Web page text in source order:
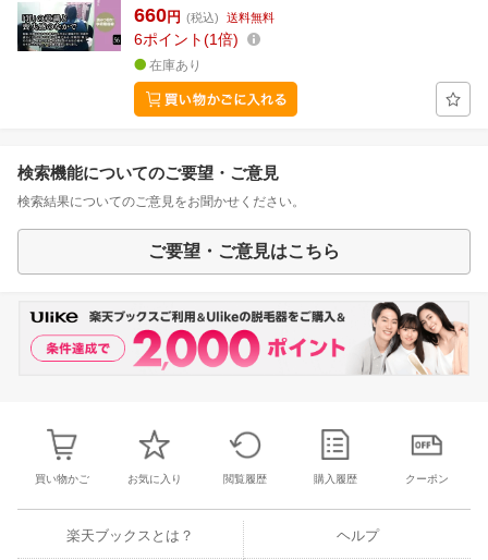
660円 (税込) 送料無料
6ポイント 1倍
在庫あり
検索機能についてのご要望・ご意見
検索結果についてのご意見をお聞かせください。
ご要望・ご意見はこちら
買い物かご お気に入り 閲覧履歴 購入履歴 クーポン
楽天ブックスとは？ ヘルプ